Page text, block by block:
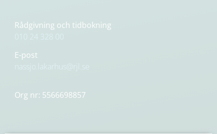
Rådgivning och tidbokning
010 24 328 00
E-post
nassjo.lakarhus@rjl.se
Org nr: 5566698857